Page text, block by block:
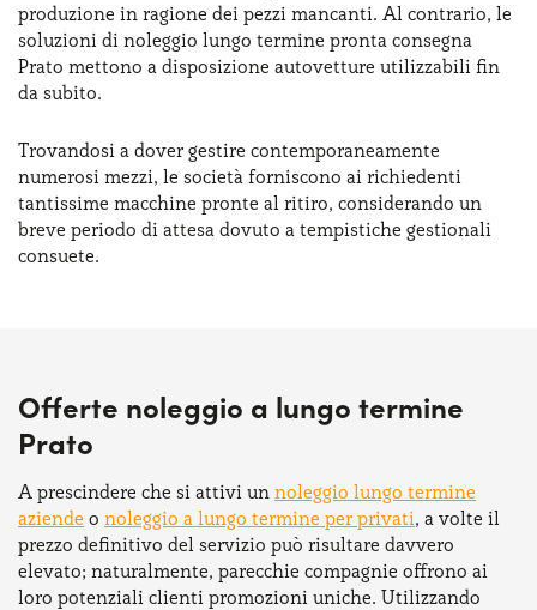
produzione in ragione dei pezzi mancanti. Al contrario, le
soluzioni di noleggio lungo termine pronta consegna
Prato mettono a disposizione autovetture utilizzabili fin
da subito.
Trovandosi a dover gestire contemporaneamente
numerosi mezzi, le società forniscono ai richiedenti
tantissime macchine pronte al ritiro, considerando un
breve periodo di attesa dovuto a tempistiche gestionali
consuete.
Offerte noleggio a lungo termine
Prato
A prescindere che si attivi un noleggio lungo termine
aziende o noleggio a lungo termine per privati, a volte il
prezzo definitivo del servizio può risultare davvero
elevato; naturalmente, parecchie compagnie offrono ai
loro potenziali clienti promozioni uniche. Utilizzando